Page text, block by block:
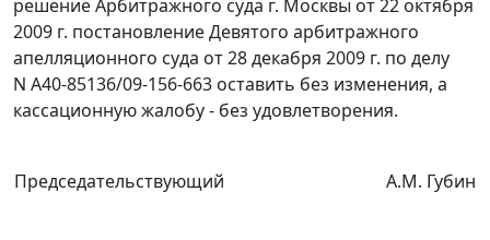
решение Арбитражного суда г. Москвы от 22 октября
2009 г. постановление Девятого арбитражного
апелляционного суда от 28 декабря 2009 г. по делу
N А40-85136/09-156-663 оставить без изменения, а
кассационную жалобу - без удовлетворения.
Председательствующий А.М. Губин